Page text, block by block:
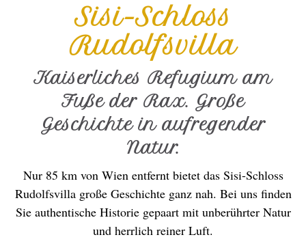
Sisi-Schloss
Rudolfsvilla
Kaiserliches Refugium am
Fuße der Rax. Große
Geschichte in aufregender
Natur.
Nur 85 km von Wien entfernt bietet das Sisi-Schloss
Rudolfsvilla große Geschichte ganz nah. Bei uns finden
Sie authentische Historie gepaart mit unberührter Natur
und herrlich reiner Luft.